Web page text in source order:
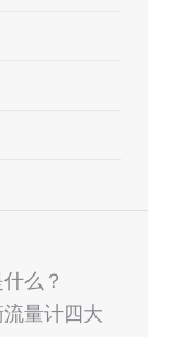
么？
量计四大